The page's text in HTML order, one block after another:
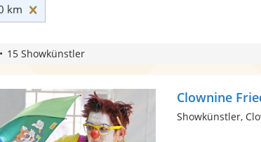
km
15 Showkünstler
Clownine
Showkünstler,